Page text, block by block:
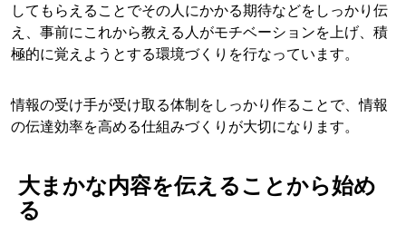
してもらえることでその人にかかる期待などをしっかり伝
え、事前にこれから教える人がモチベーションを上げ、積
極的に覚えようとする環境づくりを行なっています。
情報の受け手が受け取る体制をしっかり作ることで、情報
の伝達効率を高める仕組みづくりが大切になります。
大まかな内容を伝えることから始め
る